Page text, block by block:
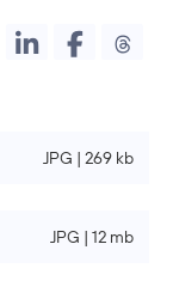
JPG | 269 kb
JPG | 12 mb